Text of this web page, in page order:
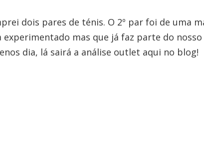
dois pares de ténis. O 2º par foi de uma
experimentado mas que já faz parte do
dia, lá sairá a análise outlet aqui no blog!